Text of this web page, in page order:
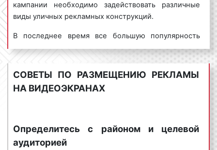
Пример р екламы на видеоэкранах. Фото 3
В столице установлено большое количество
кампании необходимо задействовать различные
виды уличных рекламных конструкций.
В последнее время все большую популярность
набирает диджитал-реклама. К конструкциям
диджитал-рекламы относятся, в том числе,
видеоэкраны. Видеоэкран – это закрепленный на
металлической опоре светодиодный или ламповый
экран, способный в любое время суток и в любую
инновационными и привлекающими внимание
конструкциями наружной рекламы. Очень часто
СОВЕТЫ ПО РАЗМЕЩЕНИЮ РЕКЛАМЫ
НА ВИДЕОЭКРАНАХ
Определитесь с районом и целевой
аудиторией